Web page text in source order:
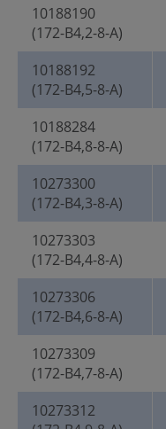
10188190
(172-B4,2-8-A)
10188192
(172-B4,5-8-A)
10188284
(172-B4,8-8-A)
10273300
(172-B4,3-8-A)
10273303
(172-B4,4-8-A)
10273306
(172-B4,6-8-A)
10273309
(172-B4,7-8-A)
10273312